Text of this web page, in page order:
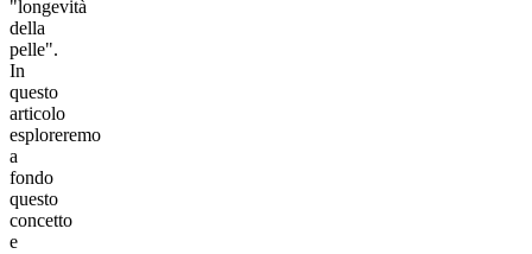
"longevità
della
pelle".
In
questo
articolo
esploreremo
a
fondo
questo
concetto
e